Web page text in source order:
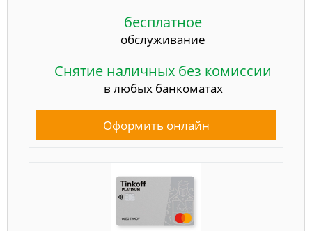
бесплатное
обслуживание
Снятие наличных без комиссии
в любых банкоматах
Оформить онлайн